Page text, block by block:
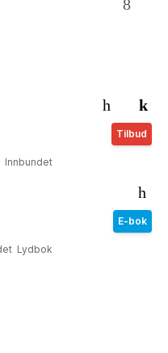
Tilbud
Innbundet
E-bok
Lydbok